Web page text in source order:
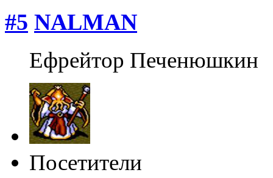
#5 NALMAN
Ефрейтор Печенюшкин
Посетители